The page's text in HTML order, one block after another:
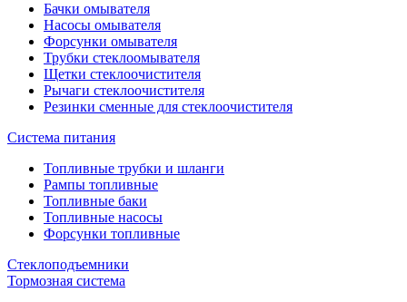
Бачки омывателя
Насосы омывателя
Форсунки омывателя
Трубки стеклоомывателя
Щетки стеклоочистителя
Рычаги стеклоочистителя
Резинки сменные для стеклоочистителя
Система питания
Топливные трубки и шланги
Рампы топливные
Топливные баки
Топливные насосы
Форсунки топливные
Стеклоподъемники
Тормозная система